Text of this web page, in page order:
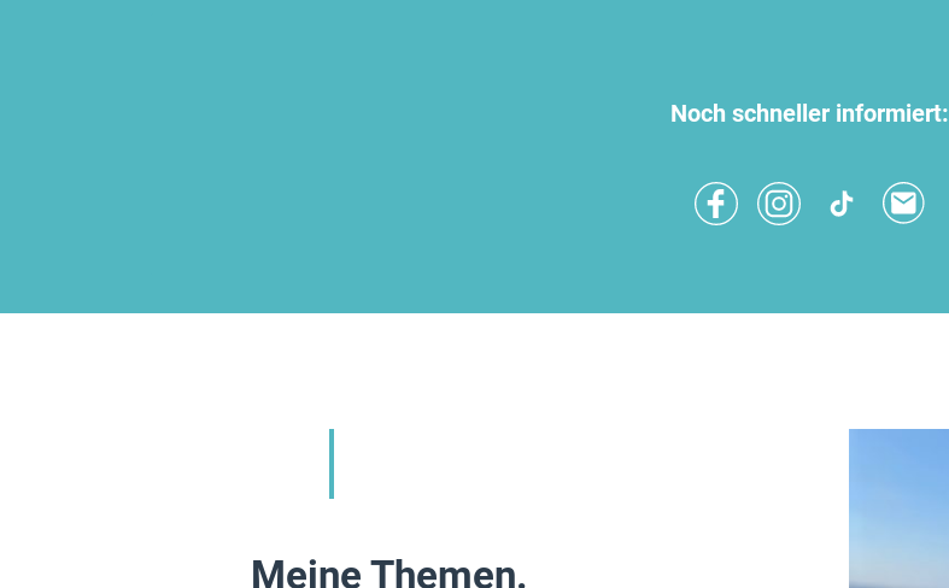
Noch schneller informiert:
Meine Themen.